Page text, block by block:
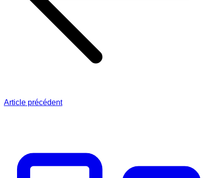
Article précédent